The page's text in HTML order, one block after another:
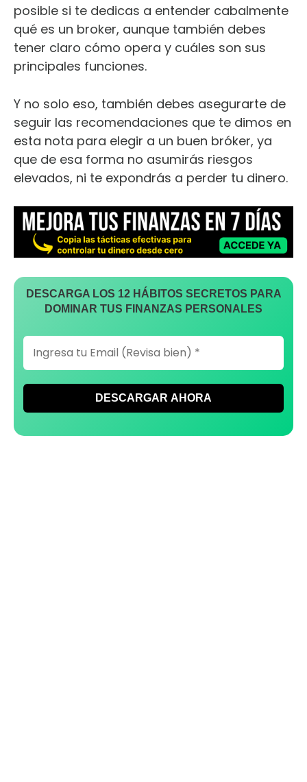
posible si te dedicas a entender cabalmente
qué es un broker, aunque también debes
tener claro cómo opera y cuáles son sus
principales funciones.
Y no solo eso, también debes asegurarte de
seguir las recomendaciones que te dimos en
esta nota para elegir a un buen bróker, ya
que de esa forma no asumirás riesgos
elevados, ni te expondrás a perder tu dinero.
DESCARGA LOS 12 HÁBITOS SECRETOS PARA
DOMINAR TUS FINANZAS PERSONALES